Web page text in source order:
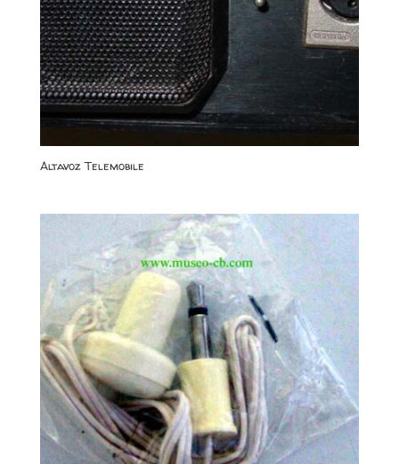
Altavoz Telemobile